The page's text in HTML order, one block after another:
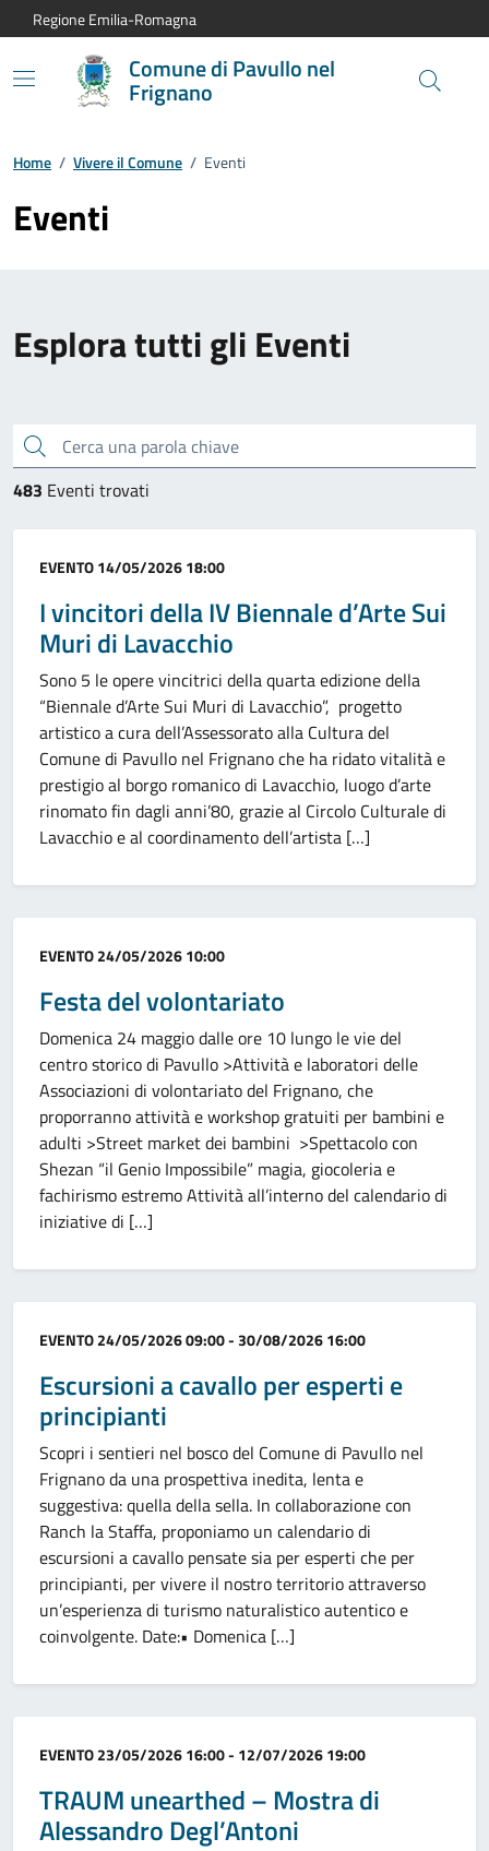
Vai al contenuto principale
Vai alla navigazione del sito
Vai al piede di pagina
Regione Emilia-Romagna
Comune di Pavullo nel
Frignano
Home / Vivere il Comune / Eventi
Eventi
Esplora tutti gli Eventi
Cerca una parola chiave
483 Eventi trovati
Categoria:
EVENTO14/05/2026 18:00
I vincitori della IV Biennale d’Arte Sui
Muri di Lavacchio
Sono 5 le opere vincitrici della quarta edizione della
“Biennale d’Arte Sui Muri di Lavacchio”, progetto
artistico a cura dell’Assessorato alla Cultura del
Comune di Pavullo nel Frignano che ha ridato vitalità e
prestigio al borgo romanico di Lavacchio, luogo d’arte
rinomato fin dagli anni’80, grazie al Circolo Culturale di
Lavacchio e al coordinamento dell’artista […]
Categoria:
EVENTO24/05/2026 10:00
Festa del volontariato
Domenica 24 maggio dalle ore 10 lungo le vie del
centro storico di Pavullo >Attività e laboratori delle
Associazioni di volontariato del Frignano, che
proporranno attività e workshop gratuiti per bambini e
adulti >Street market dei bambini >Spettacolo con
Shezan “il Genio Impossibile” magia, giocoleria e
fachirismo estremo Attività all’interno del calendario di
iniziative di […]
Categoria:
EVENTO24/05/2026 09:00 - 30/08/2026 16:00
Escursioni a cavallo per esperti e
principianti
Scopri i sentieri nel bosco del Comune di Pavullo nel
Frignano da una prospettiva inedita, lenta e
suggestiva: quella della sella. In collaborazione con
Ranch la Staffa, proponiamo un calendario di
escursioni a cavallo pensate sia per esperti che per
principianti, per vivere il nostro territorio attraverso
un’esperienza di turismo naturalistico autentico e
coinvolgente. Date:• Domenica […]
Categoria:
EVENTO23/05/2026 16:00 - 12/07/2026 19:00
TRAUM unearthed – Mostra di
Alessandro Degl’Antoni